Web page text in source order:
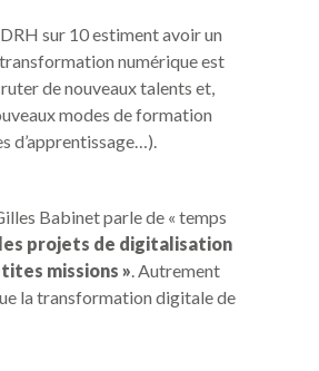
sur 10 estiment avoir un
numérique est
de nouveaux talents et,
modes de formation
d’apprentissage…).
Babinet parle de « temps
projets de digitalisation
missions ». Autrement
la transformation digitale de